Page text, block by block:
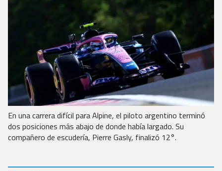
En una carrera difícil para Alpine, el piloto argentino terminó
dos posiciones más abajo de donde había largado. Su
compañero de escudería, Pierre Gasly, finalizó 12°.